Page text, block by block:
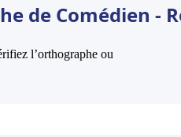
de Comédien -
l’orthographe ou